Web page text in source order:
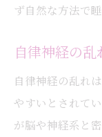
ず自然な方法で
自律神経の
自律神経の乱れ
やすいとされて
が脳や神経系と